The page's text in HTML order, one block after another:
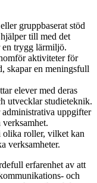
gruppbaserat stöd
till med det
en trygg lärmiljö.
aktiviteter för
skapar en meningsfull
elever med deras
utvecklar studieteknik.
uppgifter
roller, vilket kan
verksamheter.
erfarenhet av att
och